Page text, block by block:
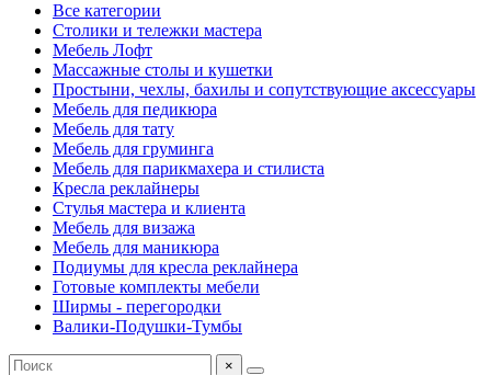
Все категории
Столики и тележки мастера
Мебель Лофт
Массажные столы и кушетки
Простыни, чехлы, бахилы и сопутствующие аксессуары
Мебель для педикюра
Мебель для тату
Мебель для груминга
Мебель для парикмахера и стилиста
Кресла реклайнеры
Стулья мастера и клиента
Мебель для визажа
Мебель для маникюра
Подиумы для кресла реклайнера
Готовые комплекты мебели
Ширмы - перегородки
Валики-Подушки-Тумбы
×